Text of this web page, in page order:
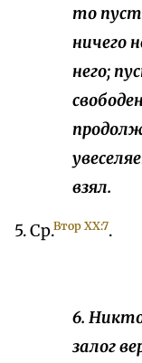
то
ничего
него;
взял.
5. Ср.Втор XX:7.
6.
залог